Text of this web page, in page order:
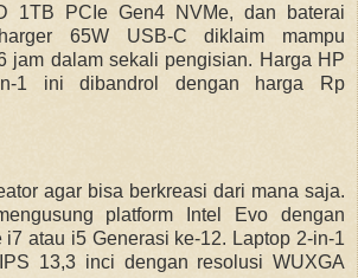
1TB PCIe Gen4 NVMe, dan baterai
65W USB-C diklaim mampu
jam dalam sekali pengisian. Harga HP
1 ini dibandrol dengan harga Rp
agar bisa berkreasi dari mana saja.
platform Intel Evo dengan
i7 atau i5 Generasi ke-12. Laptop 2-in-1
13,3 inci dengan resolusi WUXGA